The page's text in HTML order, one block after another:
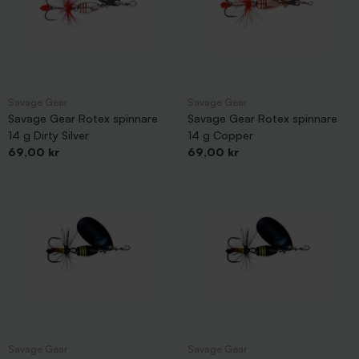
Savage Gear Rotex spinnare
14 g Dirty Silver
Pris
69,00 kr
Savage Gear Rotex spinnare
14 g Copper
Pris
69,00 kr